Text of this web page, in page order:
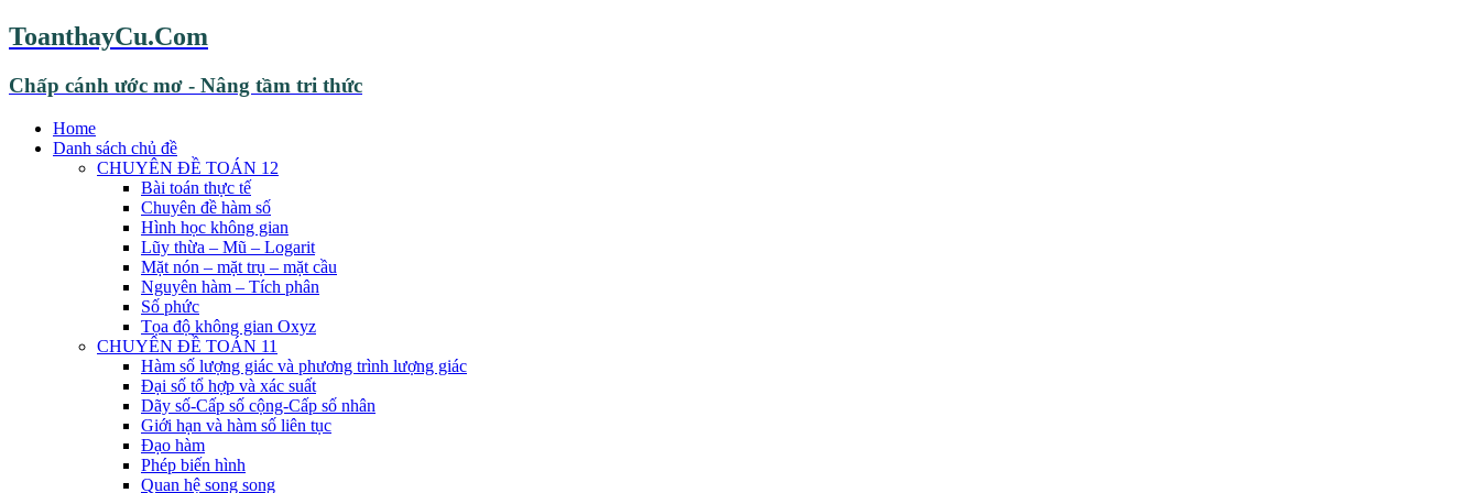
ToanthayCu.Com
Chấp cánh ước mơ - Nâng tầm tri thức
Home
Danh sách chủ đề
CHUYÊN ĐỀ TOÁN 12
Bài toán thực tế
Chuyên đề hàm số
Hình học không gian
Lũy thừa – Mũ – Logarit
Mặt nón – mặt trụ – mặt cầu
Nguyên hàm – Tích phân
Số phức
Tọa độ không gian Oxyz
CHUYÊN ĐỀ TOÁN 11
Hàm số lượng giác và phương trình lượng giác
Đại số tổ hợp và xác suất
Dãy số-Cấp số cộng-Cấp số nhân
Giới hạn và hàm số liên tục
Đạo hàm
Phép biến hình
Quan hệ song song